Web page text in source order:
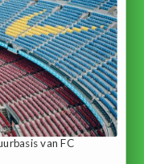
van FC